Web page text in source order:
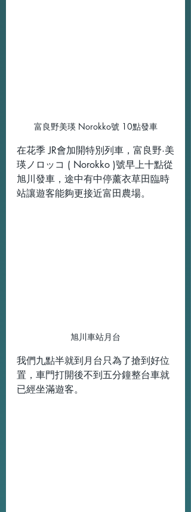
富良野美瑛 Norokko號 10點發車
在花季 JR會加開特別列車，富良野·美
瑛ノロッコ ( Norokko )號早上十點從
旭川發車，途中有中停薰衣草田臨時
站讓遊客能夠更接近富田農場。
旭川車站月台
我們九點半就到月台只為了搶到好位
置，車門打開後不到五分鐘整台車就
已經坐滿遊客。